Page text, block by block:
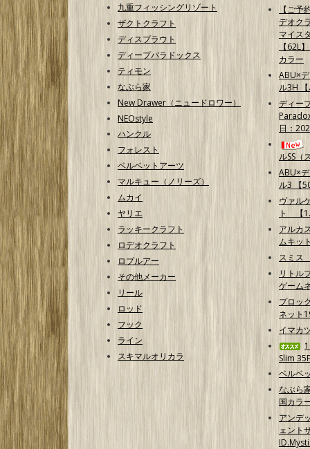
九重フィッシングリゾート
ザクトクラフト
ディスプラウト
ディープパラドックス
ティモン
なぶら家
New Drawer（ニュードロワー）
NEOstyle
ハンクル
フォレスト
ベルベットアーツ
マルキュー（ノリーズ）
ムカイ
ヤリエ
ラッキークラフト
ロデオクラフト
ロブルアー
その他メーカー
リール
ロッド
フック
ライン
スキマルオリカラ
【ご
デオク
マイス
【62L
カラー
ABU×
ル3H
ディー
日：
ルSS（
ABU×
ル3 【
ヴァル
ト 【
アルカ
ムキッ
スミス
リトル
ゲーム
プロッ
ネット
イマカ
Slim
ベルベ
なぶら
国カラ
アンデ
ェント